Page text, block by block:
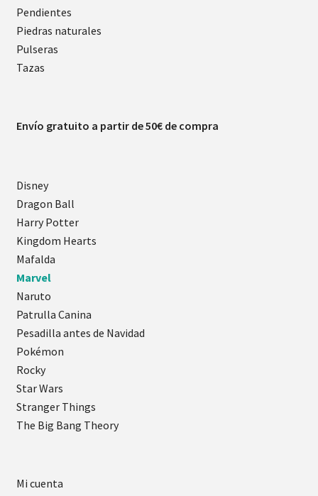
Pendientes
Piedras naturales
Pulseras
Tazas
Envío gratuito a partir de 50€ de compra
Disney
Dragon Ball
Harry Potter
Kingdom Hearts
Mafalda
Marvel
Naruto
Patrulla Canina
Pesadilla antes de Navidad
Pokémon
Rocky
Star Wars
Stranger Things
The Big Bang Theory
Mi cuenta